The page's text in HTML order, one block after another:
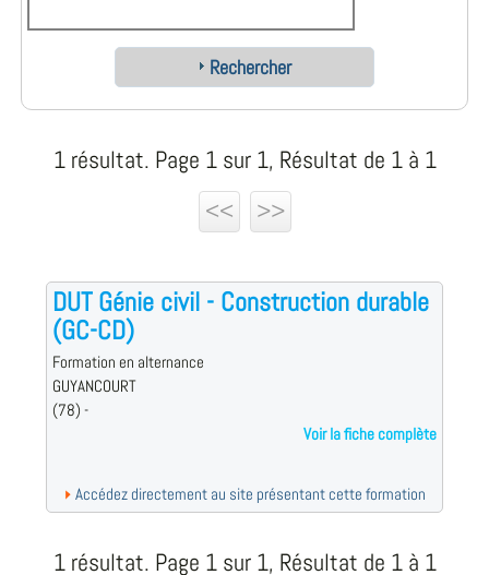
Rechercher
1 résultat. Page 1 sur 1, Résultat de 1 à 1
<<
>>
DUT Génie civil - Construction durable
(GC-CD)
Formation en alternance
GUYANCOURT
(78) -
Voir la fiche complète
Accédez directement au site présentant cette formation
1 résultat. Page 1 sur 1, Résultat de 1 à 1